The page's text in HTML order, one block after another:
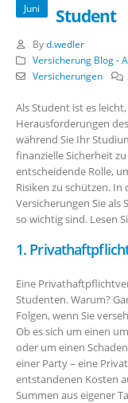
Juni
Student
By d.wedler
Versicherung Blog -
Versicherungen
Als Student ist es
Herausforderungen
während Sie Ihr
finanzielle Sicherheit
entscheidende Rolle,
Risiken zu schützen. In
Versicherungen Sie
so wichtig sind. Lesen
1.
Eine
Studenten. Warum?
Folgen, wenn Sie
Ob es sich um einen
oder um einen
einer Party – eine
entstandenen Kosten
Summen aus eigener